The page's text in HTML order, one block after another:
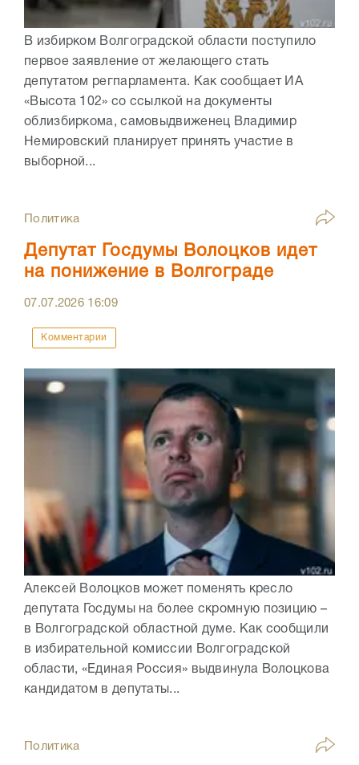
В избирком Волгоградской области поступило
первое заявление от желающего стать
депутатом регпарламента. Как сообщает ИА
«Высота 102» со ссылкой на документы
облизбиркома, самовыдвиженец Владимир
Немировский планирует принять участие в
выборной...
Политика
Депутат Госдумы Волоцков идет
на понижение в Волгограде
07.07.2026 16:09
Комментарии
Алексей Волоцков может поменять кресло
депутата Госдумы на более скромную позицию –
в Волгоградской областной думе. Как сообщили
в избирательной комиссии Волгоградской
области, «Единая Россия» выдвинула Волоцкова
кандидатом в депутаты...
Политика